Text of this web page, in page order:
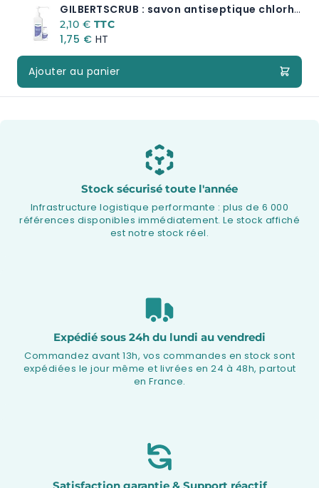
GILBERTSCRUB : savon antiseptique chlorhexidine pour lavage et antisepsie
A partir de:
2,10 €
1,75 €
Ajouter au panier
Stock sécurisé toute l'année
Infrastructure logistique performante : plus de 6 000
références disponibles immédiatement. Le stock affiché
est notre stock réel.
Expédié sous 24h du lundi au vendredi
Commandez avant 13h, vos commandes en stock sont
expédiées le jour même et livrées en 24 à 48h, partout
en France.